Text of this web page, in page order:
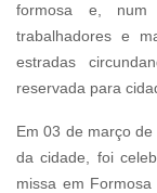
formosa e,
trabalhadores e
estradas
reservada para
Em 03 de março
da cidade, foi
missa em